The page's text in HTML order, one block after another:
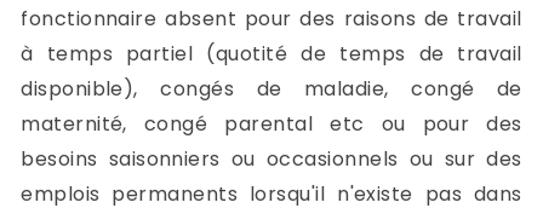
fonctionnaire absent pour des raisons de travail
à temps partiel (quotité de temps de travail
disponible), congés de maladie, congé de
maternité, congé parental etc ou pour des
besoins saisonniers ou occasionnels ou sur des
emplois permanents lorsqu'il n'existe pas dans